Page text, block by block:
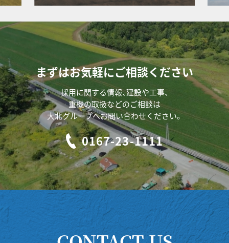
まずはお気軽にご相談ください
採用に関する情報、建設や工事、
重機の取扱などのご相談は
大北グループへお問い合わせください。
0167-23-1111